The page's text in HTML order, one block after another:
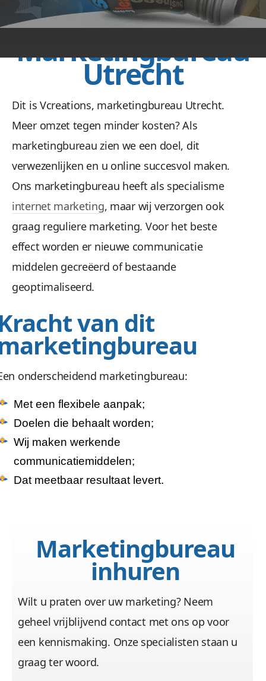
Marketingbureau
Utrecht
Dit is Vcreations, marketingbureau Utrecht.
Meer omzet tegen minder kosten? Als
marketingbureau zien we een doel, dit
verwezenlijken en u online succesvol maken.
Ons marketingbureau heeft als specialisme
internet marketing, maar wij verzorgen ook
graag reguliere marketing. Voor het beste
effect worden er nieuwe communicatie
middelen gecreëerd of bestaande
geoptimaliseerd.
van dit
onderscheidend marketingbureau:
Met een flexibele aanpak;
Doelen die behaalt worden;
Wij maken werkende
communicatiemiddelen;
Dat meetbaar resultaat levert.
Marketingbureau
inhuren
Wilt u praten over uw marketing? Neem
geheel vrijblijvend contact met ons op voor
een kennismaking. Onze specialisten staan u
graag ter woord.